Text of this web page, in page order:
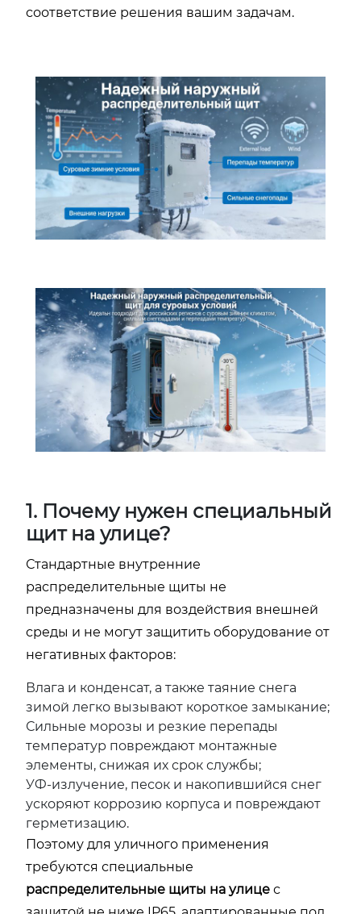
соответствие решения вашим задачам.
1. Почему нужен специальный
щит на улице?
Стандартные внутренние
распределительные щиты не
предназначены для воздействия внешней
среды и не могут защитить оборудование от
негативных факторов:
Влага и конденсат, а также таяние снега
зимой легко вызывают короткое замыкание;
Сильные морозы и резкие перепады
температур повреждают монтажные
элементы, снижая их срок службы;
УФ-излучение, песок и накопившийся снег
ускоряют коррозию корпуса и повреждают
герметизацию.
Поэтому для уличного применения
требуются специальные
распределительные щиты на улице с